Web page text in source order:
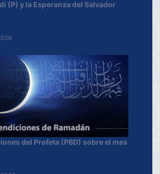
(P) y la Esperanza del Salvador
del Profeta (PBD) sobre el mes